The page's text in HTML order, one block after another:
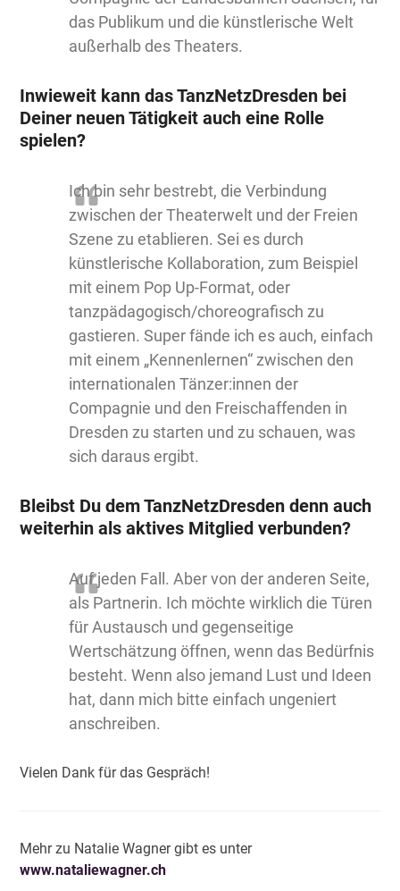
das Publikum und die künstlerische Welt
außerhalb des Theaters.
Inwieweit kann das TanzNetzDresden bei
Deiner neuen Tätigkeit auch eine Rolle
spielen?
Ich bin sehr bestrebt, die Verbindung
zwischen der Theaterwelt und der Freien
Szene zu etablieren. Sei es durch
künstlerische Kollaboration, zum Beispiel
mit einem Pop Up-Format, oder
tanzpädagogisch/choreografisch zu
gastieren. Super fände ich es auch, einfach
mit einem „Kennenlernen“ zwischen den
internationalen Tänzer:innen der
Compagnie und den Freischaffenden in
Dresden zu starten und zu schauen, was
sich daraus ergibt.
Bleibst Du dem TanzNetzDresden denn auch
weiterhin als aktives Mitglied verbunden?
Auf jeden Fall. Aber von der anderen Seite,
als Partnerin. Ich möchte wirklich die Türen
für Austausch und gegenseitige
Wertschätzung öffnen, wenn das Bedürfnis
besteht. Wenn also jemand Lust und Ideen
hat, dann mich bitte einfach ungeniert
anschreiben.
Vielen Dank für das Gespräch!
Mehr zu Natalie Wagner gibt es unter
www.nataliewagner.ch